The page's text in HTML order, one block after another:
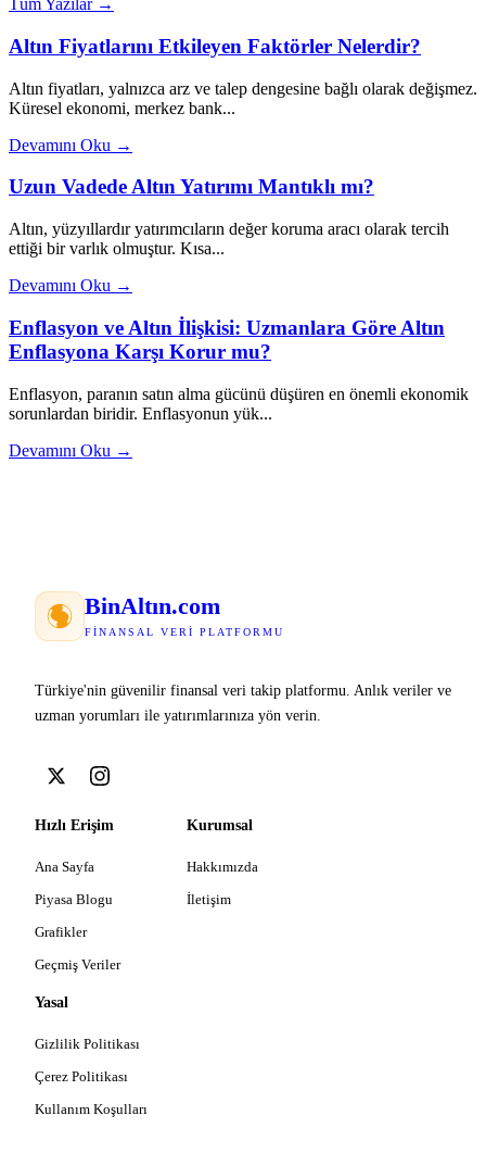
Tüm Yazılar →
Altın Fiyatlarını Etkileyen Faktörler Nelerdir?
Altın fiyatları, yalnızca arz ve talep dengesine bağlı olarak değişmez.
Küresel ekonomi, merkez bank...
Devamını Oku →
Uzun Vadede Altın Yatırımı Mantıklı mı?
Altın, yüzyıllardır yatırımcıların değer koruma aracı olarak tercih
ettiği bir varlık olmuştur. Kısa...
Devamını Oku →
Enflasyon ve Altın İlişkisi: Uzmanlara Göre Altın
Enflasyona Karşı Korur mu?
Enflasyon, paranın satın alma gücünü düşüren en önemli ekonomik
sorunlardan biridir. Enflasyonun yük...
Devamını Oku →
BinAltın.com
FINANSAL VERI PLATFORMU
Türkiye'nin güvenilir finansal veri takip platformu. Anlık veriler ve
uzman yorumları ile yatırımlarınıza yön verin.
Hızlı Erişim
Ana Sayfa
Piyasa Blogu
Grafikler
Geçmiş Veriler
Kurumsal
Hakkımızda
İletişim
Yasal
Gizlilik Politikası
Çerez Politikası
Kullanım Koşulları